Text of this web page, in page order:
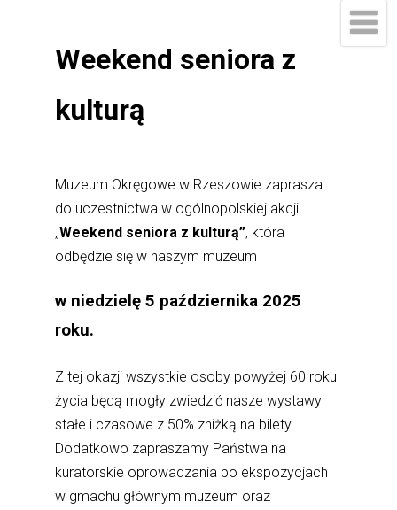
Weekend seniora z
kulturą
Muzeum Okręgowe w Rzeszowie zaprasza
do uczestnictwa w ogólnopolskiej akcji
„Weekend seniora z kulturą”, która
odbędzie się w naszym muzeum
w niedzielę 5 października 2025
roku.
Z tej okazji wszystkie osoby powyżej 60 roku
życia będą mogły zwiedzić nasze wystawy
stałe i czasowe z 50% zniżką na bilety.
Dodatkowo zapraszamy Państwa na
kuratorskie oprowadzania po ekspozycjach
w gmachu głównym muzeum oraz